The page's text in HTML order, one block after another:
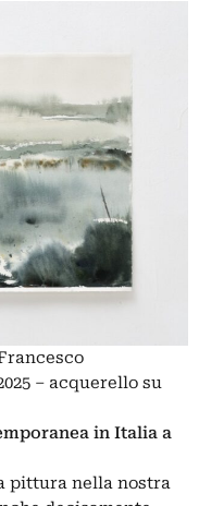
– acquerello su
in Italia a
pittura nella nostra